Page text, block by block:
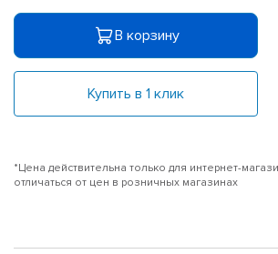
В корзину
Купить в 1 клик
*Цена действительна только для интернет-
отличаться от цен в розничных магазинах